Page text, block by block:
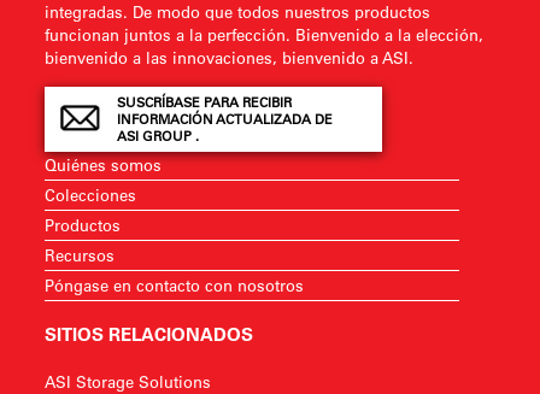
integradas. De modo que todos nuestros productos
funcionan juntos a la perfección. Bienvenido a la elección,
bienvenido a las innovaciones, bienvenido a ASI.
SUSCRÍBASE PARA RECIBIR
INFORMACIÓN ACTUALIZADA DE
ASI GROUP .
Quiénes somos
Colecciones
Productos
Recursos
Póngase en contacto con nosotros
SITIOS RELACIONADOS
ASI Storage Solutions